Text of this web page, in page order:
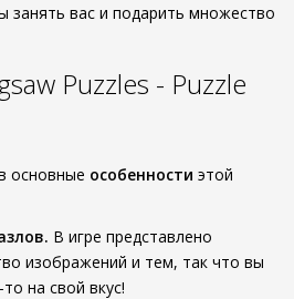
занять вас и подарить множество
Puzzles - Puzzle
основные особенности этой
В игре представлено
изображений и тем, так что вы
на свой вкус!